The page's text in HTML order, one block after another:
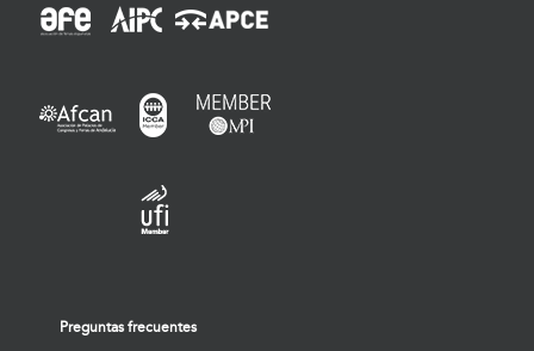
Preguntas frecuentes